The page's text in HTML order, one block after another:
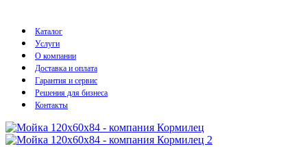
Каталог
Услуги
О компании
Доставка и оплата
Гарантия и сервис
Решения для бизнеса
Контакты